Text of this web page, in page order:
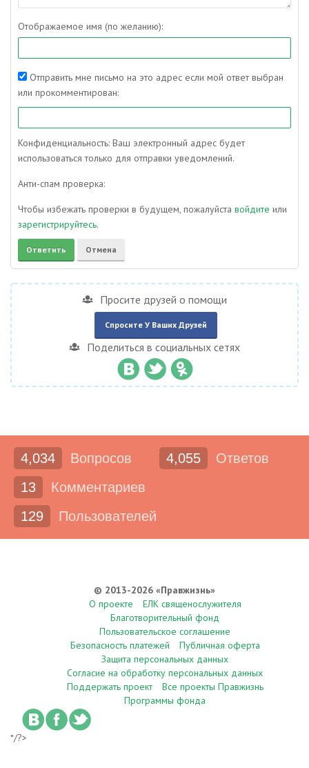
Отображаемое имя (по желанию):
Отправить мне письмо на это адрес если мой ответ выбран
или прокомментирован:
Конфиденциальность: Ваш электронный адрес будет
использоваться только для отправки уведомлений.
Анти-спам проверка:
Чтобы избежать проверки в будущем, пожалуйста войдите или
зарегистрируйтесь.
Просите друзей о помощи
Спросите У Ваших Друзей
Поделиться в социальных сетях
4,034 Вопросов 4,055
Ответов
13
Комментариев
129
Пользователей
© 2013-2026 «Правжизнь»
О проекте
ЕЛК священослужителя
Благотворительный фонд
Пользовательское соглашение
Безопасность платежей
Публичная оферта
Защита персональных данных
Согласие на обработку персональных данных
Поддержать проект
Все проекты Правжизнь
Программы фонда
*/?>